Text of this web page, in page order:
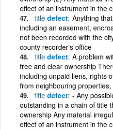
effect of an instrument in the
title defect Anything
including an easement,
not been recorded with the
county recorder's office
title defect A problem
free and clear ownership
including unpaid liens, rights
from neighbouring
title defect - Any
outstanding in a chain of title
ownership Any material
effect of an instrument in the